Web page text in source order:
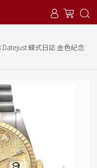
Datejust 蠔式日誌 金色紀念